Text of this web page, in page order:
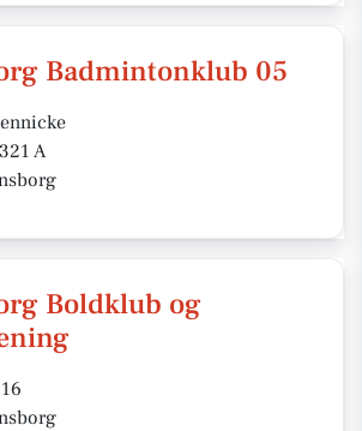
Badmintonklub 05
A
Boldklub og